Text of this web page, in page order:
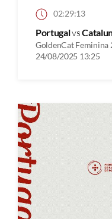
02:29:13
Portugalvs
GoldenCat Feminina
24/08/2025 13:25